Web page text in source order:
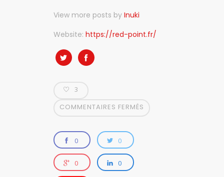
View more posts by Inuki
Website: https://red-point.fr/
3
COMMENTAIRES FERMÉS
0 0
0 0